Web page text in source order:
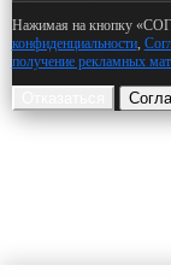
Нажимая на кнопку
конфиденциальности,
получение рекламных